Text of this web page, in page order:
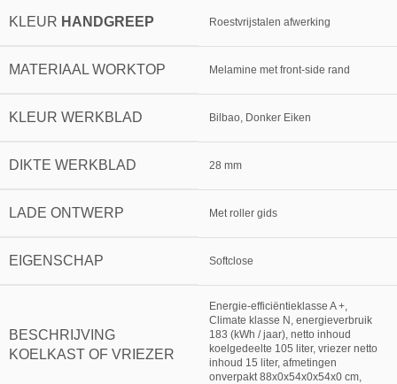
KLEUR HANDGREEP Roestvrijstalen afwerking
MATERIAAL WORKTOP Melamine met front-side rand
KLEUR WERKBLAD Bilbao, Donker Eiken
DIKTE WERKBLAD 28 mm
LADE ONTWERP Met roller gids
EIGENSCHAP Softclose
BESCHRIJVING
KOELKAST OF VRIEZER
Energie-efficiëntieklasse A +,
Climate klasse N, energieverbruik
183 (kWh / jaar), netto inhoud
koelgedeelte 105 liter, vriezer netto
inhoud 15 liter, afmetingen
onverpakt 88x0x54x0x54x0 cm,